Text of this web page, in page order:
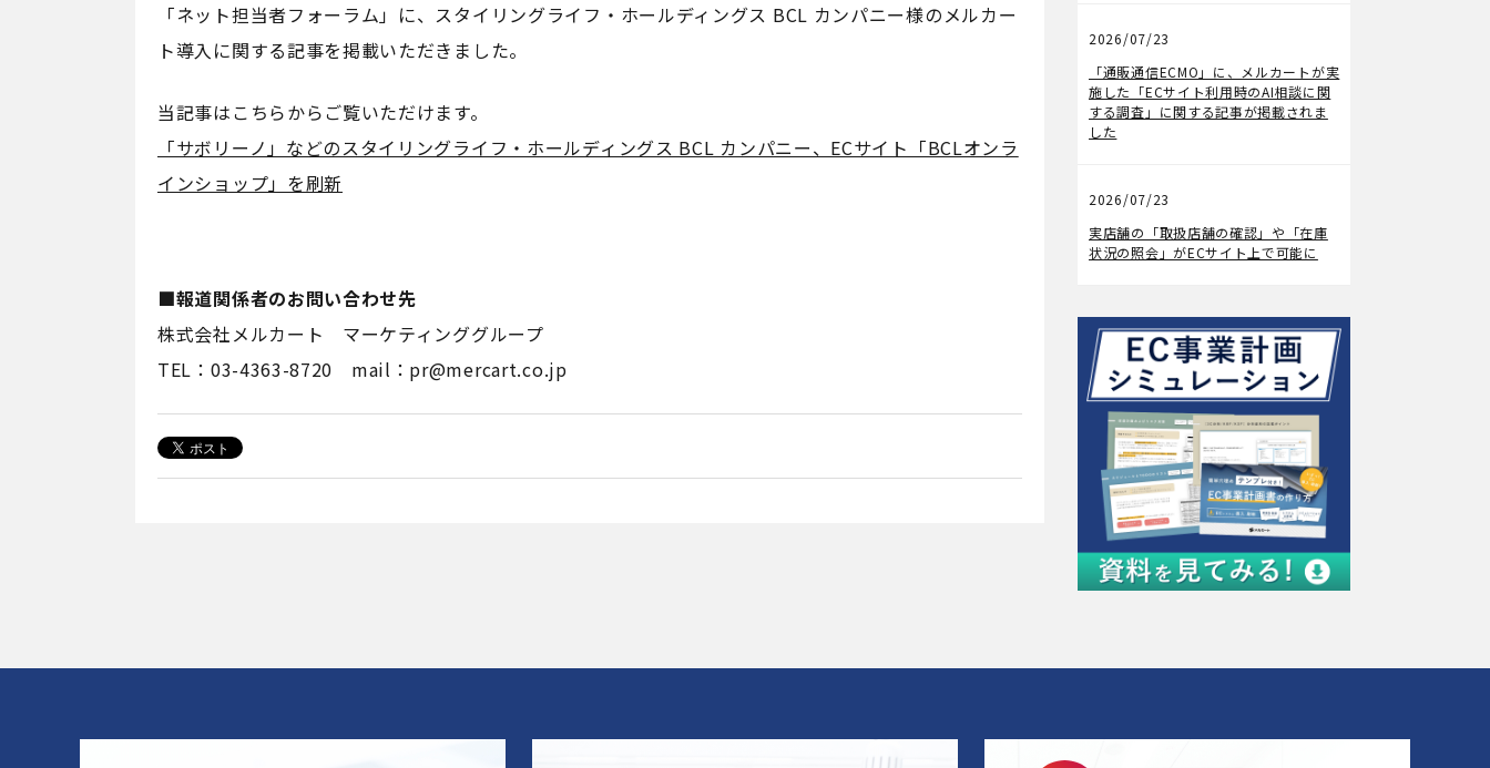
「ネット担当者フォーラム」に、スタイリングライフ・ホールディングス BCL カンパニー様のメルカー
ト導入に関する記事を掲載いただきました。
当記事はこちらからご覧いただけます。
「サボリーノ」などのスタイリングライフ・ホールディングス BCL カンパニー、ECサイト「BCLオンラ
インショップ」を刷新
■報道関係者のお問い合わせ先
株式会社メルカート マーケティンググループ
TEL：03-4363-8720 mail：pr@mercart.co.jp
2026/07/23
「通販通信ECMO」に、メルカートが実
施した「ECサイト利用時のAI相談に関
する調査」に関する記事が掲載されま
した
2026/07/23
実店舗の「取扱店舗の確認」や「在庫
状況の照会」がECサイト上で可能に